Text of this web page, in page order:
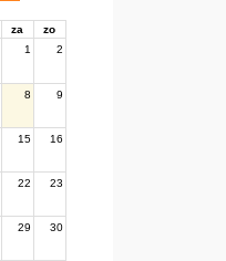
za
zo
1 2
8 9
15 16
22 23
29 30